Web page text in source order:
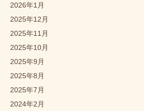
2026年1月
2025年12月
2025年11月
2025年10月
2025年9月
2025年8月
2025年7月
2024年2月